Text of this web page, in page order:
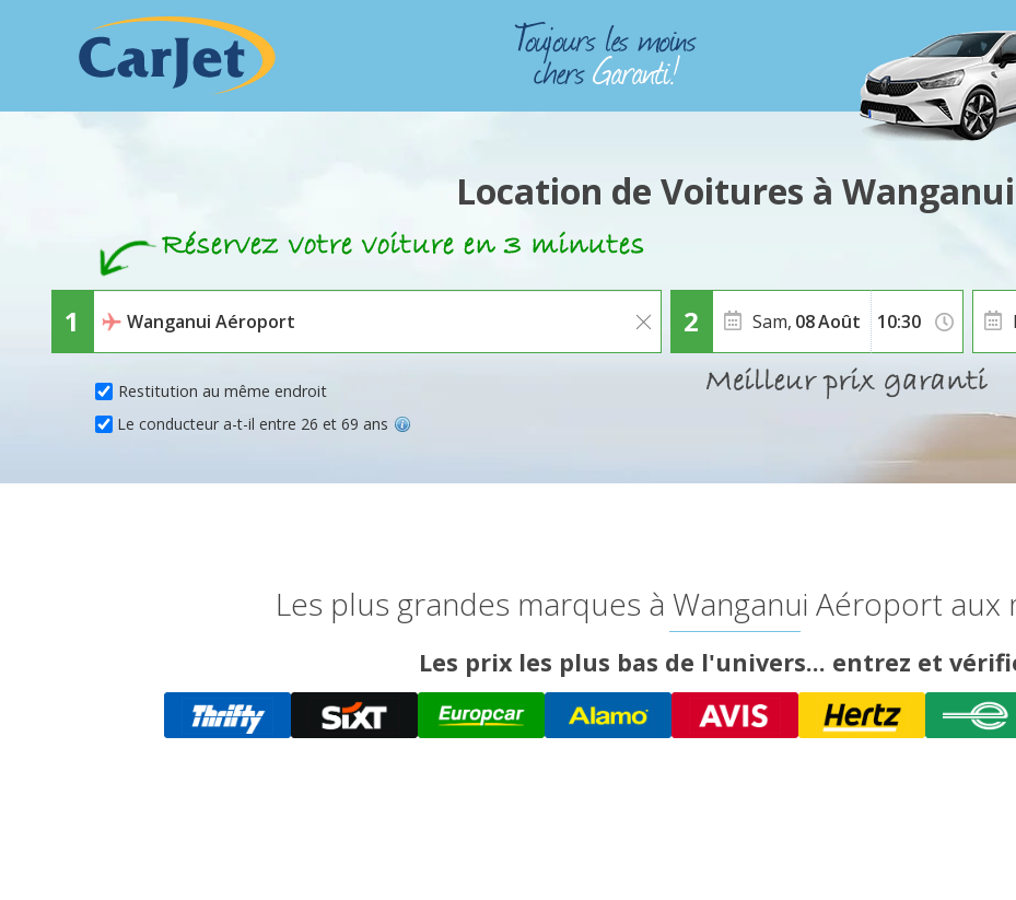
Location de Voitures à Wanganui
Restitution au même endroit
Sam, 08Août
Le conducteur a-t-il entre 26 et 69 ans
Les plus grandes marques à Wanganui Aéroport aux
Les prix les plus bas de l'univers... entrez et